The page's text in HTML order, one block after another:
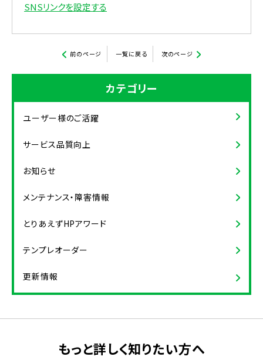
SNSリンクを設定する
前のページ 一覧に戻る 次のページ
カテゴリー
ユーザー様のご活躍
サービス品質向上
お知らせ
メンテナンス・障害情報
とりあえずHPアワード
テンプレオーダー
更新情報
もっと詳しく知りたい方へ